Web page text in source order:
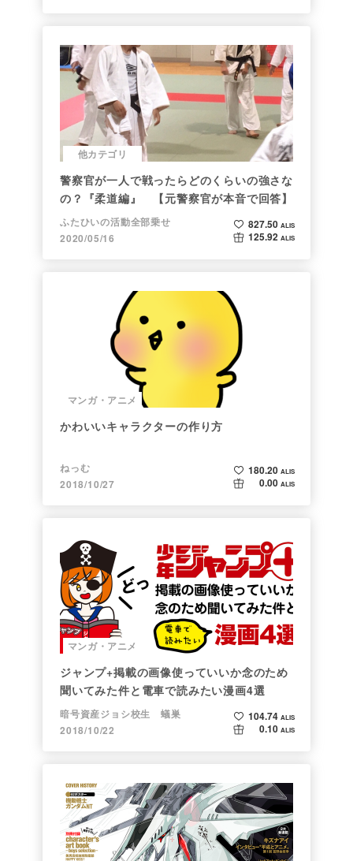
他カテゴリ
警察官が一人で戦ったらどのくらいの強さな
の？『柔道編』 【元警察官が本音で回答】
ふたひいの活動全部乗せ
2020/05/16
827.50 ALIS
125.92 ALIS
マンガ・アニメ
かわいいキャラクターの作り方
ねっむ
2018/10/27
180.20 ALIS
0.00 ALIS
マンガ・アニメ
ジャンプ+掲載の画像使っていいか念のため
聞いてみた件と電車で読みたい漫画4選
暗号資産ジョシ校生 蟻巣
2018/10/22
104.74 ALIS
0.10 ALIS